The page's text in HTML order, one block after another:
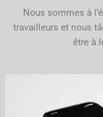
Nous sommes à
travailleurs et nous
être à